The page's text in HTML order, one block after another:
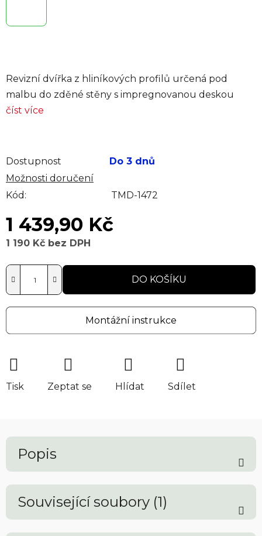
Revizní dvířka z hliníkových profilů určená pod
malbu do zděné stěny s impregnovanou deskou
číst více
Dostupnost
Do 3 dnů
Možnosti doručení
Kód:
TMD-1472
1 439,90 Kč
1 190 Kč bez DPH
DO KOŠÍKU
Montážní instrukce
Tisk Zeptat se Hlídat Sdílet
Popis
Související soubory (1)